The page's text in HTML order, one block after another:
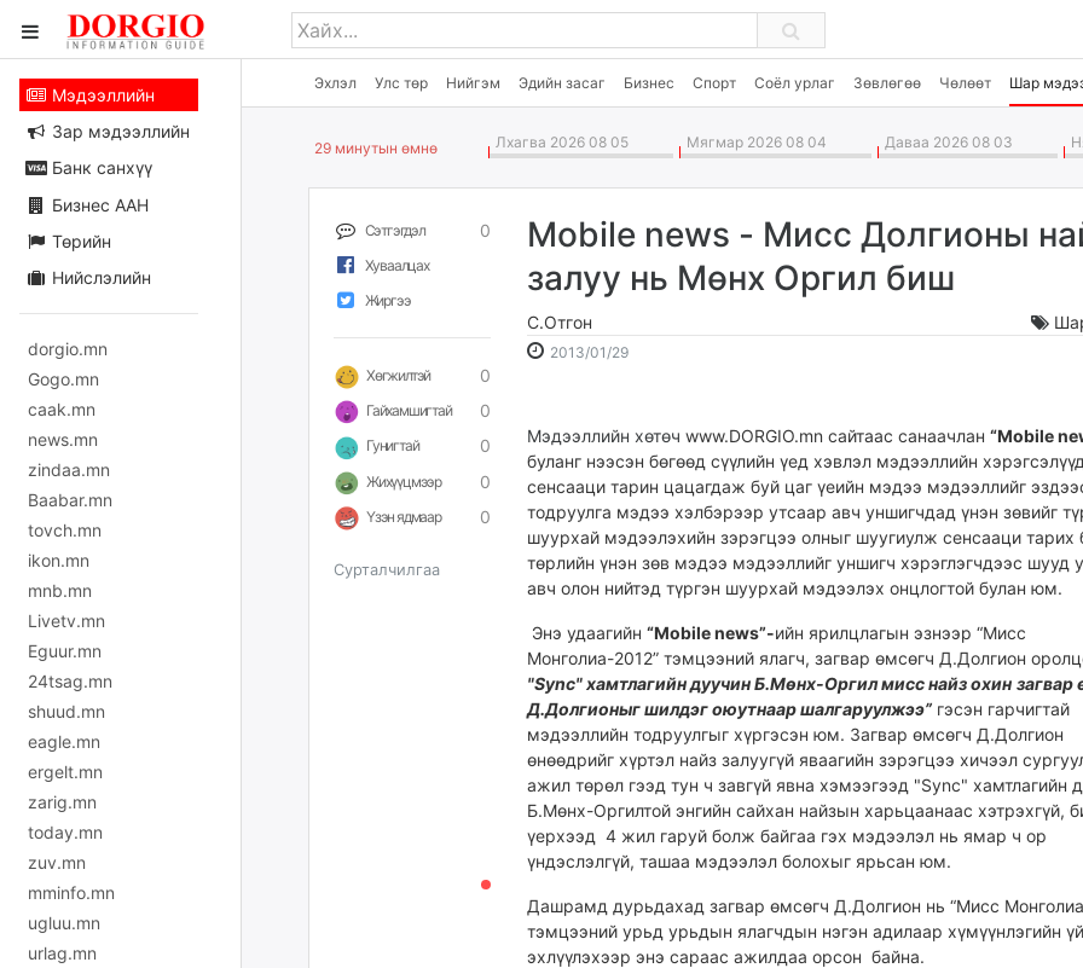
Эхлэл Улс төр Нийгэм Эдийн засаг Бизнес Спорт Соёл урлаг Зөвлөгөө Чөлөөт Шар
Мэдээллийн
Зар мэдээллийн
Банк санхүү
Бизнес ААН
Төрийн
Нийслэлийн
dorgio.mn
Gogo.mn
caak.mn
news.mn
zindaa.mn
Baabar.mn
tovch.mn
ikon.mn
mnb.mn
Livetv.mn
Eguur.mn
24tsag.mn
shuud.mn
eagle.mn
ergelt.mn
zarig.mn
today.mn
zuv.mn
mminfo.mn
ugluu.mn
urlag.mn
29 минутын өмнө Лхагва 2026 08 05 Мягмар 2026 08 04 Даваа 2026 08 03
Сэтгэгдэл 0
Хуваалцах
Жиргээ
Хөгжилтэй 0
Гайхамшигтай 0
Гунигтай 0
Жихүүцмээр 0
Үзэн ядмаар 0
Сурталчилгаа
Mobile news - Мисс Долгионы
залуу нь Мөнх Оргил биш
С.Отгон
2013/01/292013-
01:32:03
2026-
12:04:54
Мэдээллийн хөтөч www.DORGIO.mn сайтаас санаачлан “Mobile
буланг нээсэн бөгөөд сүүлийн үед хэвлэл мэдээллийн
сенсааци тарин цацагдаж буй цаг үеийн мэдээ мэдээллийг
тодруулга мэдээ хэлбэрээр утсаар авч уншигчдад үнэн зөвийг
шуурхай мэдээлэхийн зэрэгцээ олныг шуугиулж сенсааци тарих
төрлийн үнэн зөв мэдээ мэдээллийг уншигч хэрэглэгчдээс шууд
авч олон нийтэд түргэн шуурхай мэдээлэх онцлогтой булан юм.
Энэ удаагийн “Mobile news”-ийн ярилцлагын эзнээр “Мисс
Монголиа-2012” тэмцээний ялагч, загвар өмсөгч Д.Долгион
"Sync" хамтлагийн дуучинБ.Мөнх-Оргил мисс найз охин загвар
Д.Долгионыг шилдэг оюутнаар шалгаруулжээ” гэсэн гарчигтай
мэдээллийн тодруулгыг хүргэсэн юм. Загвар өмсөгч Д.Долгион
өнөөдрийг хүртэл найз залуугүй яваагийн зэрэгцээ хичээл
ажил төрөл гээд тун ч завгүй явна хэмээгээд "Sync" хамтлагийн
Б.Мөнх-Оргилтой энгийн сайхан найзын харьцаанаас хэтрэхгүй,
үерхээд 4 жил гаруй болж байгаа гэх мэдээлэл нь ямар ч ор
үндэслэлгүй, ташаа мэдээлэл болохыг ярьсан юм.
Дашрамд дурьдахад загвар өмсөгч Д.Долгион нь “Мисс
тэмцээний урьд урьдын ялагчдын нэгэн адилаар хүмүүнлэгийн
эхлүүлэхээр энэ сараас ажилдаа орсон байна.